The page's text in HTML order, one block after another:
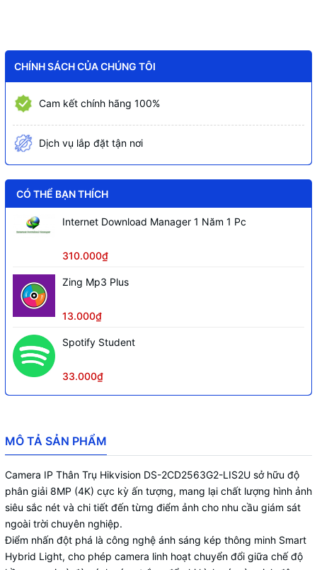
WDR 120dB (Chống ngược sáng thực),
3D DNR, ICR, BLC
Âm thanh
nhiễu
Tính năng thông minh
AcuSense(Phân loại người và phương
tiện), Hàng rào ảo, Xâm nhập
Khe cắm thẻ nhớ microSD/SDHC/SDXC
lên đến 512 GB
Tiêu chuẩn bảo vệ
IP67(Chống nước/bụi) vàIK10(Chống
va đập)
CHÍNH SÁCH CỦA CHÚNG TÔI
Cam kết chính hãng 100%
Dịch vụ lắp đặt tận nơi
CÓ THỂ BẠN THÍCH
Internet Download Manager 1 Năm 1 Pc
310.000₫
Zing Mp3 Plus
13.000₫
Spotify Student
33.000₫
MÔ TẢ SẢN PHẨM
Camera IP Thân Trụ Hikvision DS-2CD2563G2-LIS2U sở hữu độ
phân giải 8MP (4K) cực kỳ ấn tượng, mang lại chất lượng hình ảnh
siêu sắc nét và chi tiết đến từng điểm ảnh cho nhu cầu giám sát
ngoài trời chuyên nghiệp.
Điểm nhấn đột phá là công nghệ ánh sáng kép thông minh Smart
Hybrid Light, cho phép camera linh hoạt chuyển đổi giữa chế độ